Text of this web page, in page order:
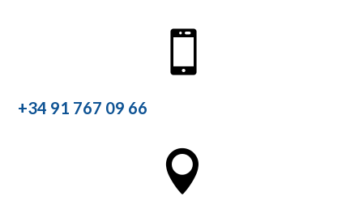

+34 91 767 09 66
